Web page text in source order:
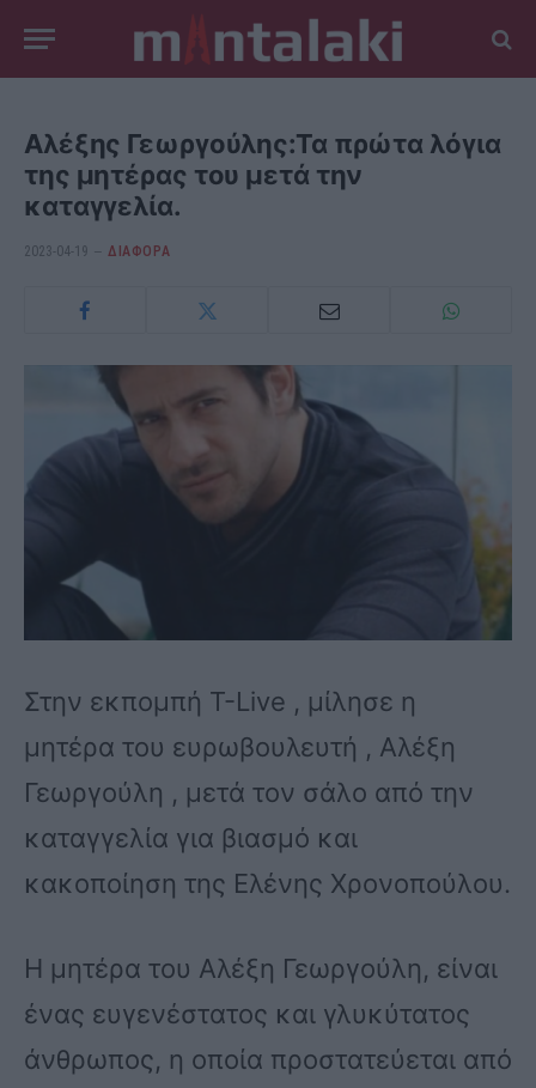
Αλέξης Γεωργούλης:Τα πρώτα λόγια
της μητέρας του μετά την
καταγγελία.
2023-04-19 ΔΙΆΦΟΡΑ
Στην εκπομπή T-Live , μίλησε η
μητέρα του ευρωβουλευτή , Αλέξη
Γεωργούλη , μετά τον σάλο από την
καταγγελία για βιασμό και
κακοποίηση της Ελένης Χρονοπούλου.
Η μητέρα του Αλέξη Γεωργούλη, είναι
ένας ευγενέστατος και γλυκύτατος
άνθρωπος, η οποία προστατεύεται από